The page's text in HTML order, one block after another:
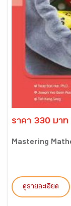
ราคา 330 บาท
Mastering
ดูรายละเอียด